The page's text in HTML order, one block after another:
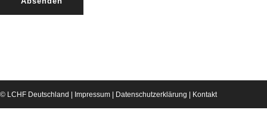
© LCHF Deutschland | Impressum Datenschutzerklärung Kontakt